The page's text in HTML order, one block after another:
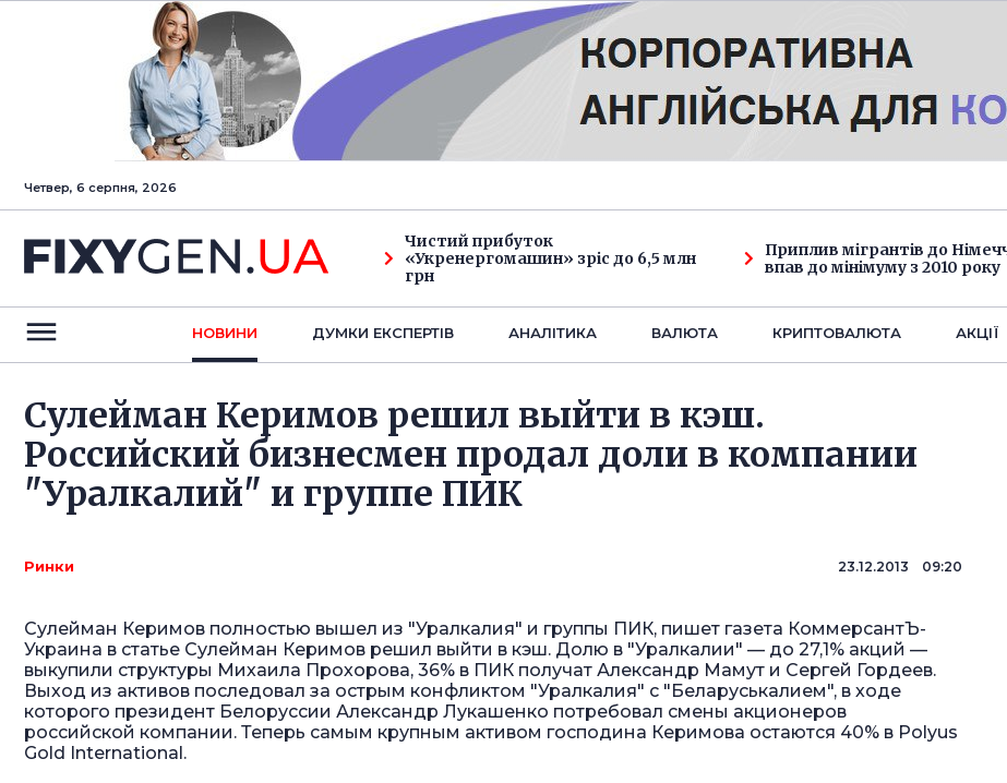
Четвер, 6 серпня, 2026
Чистий прибуток
«Укренергомашин» зріс до 6,5 млн
грн
Приплив мігрантів до
впав до мінімуму з 2010 року
НОВИНИ ДУМКИ ЕКСПЕРТIВ АНАЛIТИКА ВАЛЮТА КРИПТОВАЛЮТА АКЦІЇ
Сулейман Керимов решил выйти в кэш.
Российский бизнесмен продал доли в компании
"Уралкалий" и группе ПИК
Ринки 23.12.2013 09:20
Сулейман Керимов полностью вышел из "Уралкалия" и группы ПИК, пишет газета КоммерсантЪ-
Украина в статье Сулейман Керимов решил выйти в кэш. Долю в "Уралкалии" — до 27,1% акций —
выкупили структуры Михаила Прохорова, 36% в ПИК получат Александр Мамут и Сергей Гордеев.
Выход из активов последовал за острым конфликтом "Уралкалия" с "Беларуськалием", в ходе
которого президент Белоруссии Александр Лукашенко потребовал смены акционеров
российской компании. Теперь самым крупным активом господина Керимова остаются 40% в Polyus
Gold International.